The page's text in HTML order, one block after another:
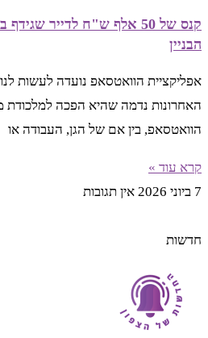
קנס של 50 אלף ש"ח לדייר
הבניין
אפליקציית הוואטסאפ נועדה לעשות
האחרונות נדמה שהיא הפכה
הוואטסאפ, בין אם של הגן, העבודה או
קרא עוד »
7 ביוני 2026
אין תגובות
חדשות